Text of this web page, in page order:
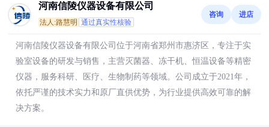
河南信陵仪器设备有限公司
法人:路慧明 通过真实性核验
咨询 进店
河南信陵仪器设备有限公司位于河南省郑州市惠济区，专注于实
验室设备的研发与销售，主营灭菌器、冻干机、恒温设备等精密
仪器，服务科研、医疗、生物制药等领域。公司成立于2021年，
依托严谨的技术实力和原厂直供优势，为行业提供高效可靠的解
决方案。